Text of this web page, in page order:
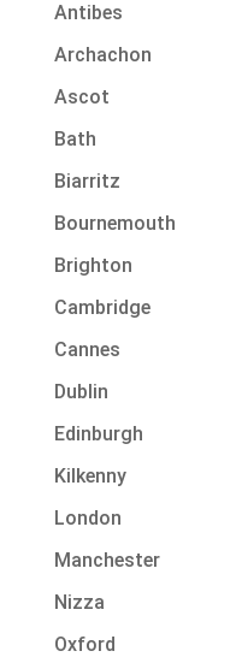
Antibes
Archachon
Ascot
Bath
Biarritz
Bournemouth
Brighton
Cambridge
Cannes
Dublin
Edinburgh
Kilkenny
London
Manchester
Nizza
Oxford